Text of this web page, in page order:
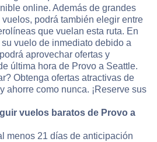
online. Además de grandes
podrá también elegir entre
que vuelan esta ruta. En
vuelo de inmediato debido a
aprovechar ofertas y
última hora de Provo a Seattle.
Obtenga ofertas atractivas de
ahorre como nunca. ¡Reserve sus
vuelos baratos de Provo a
menos 21 días de anticipación